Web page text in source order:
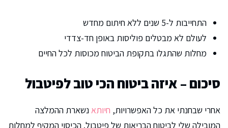
התחייבות ל-5 שנים ללא חיתום מחדש
לעולם לא מבטלים פוליסות באופן חד-צדדי
מחלות שהתגלו בתקופת הביטוח מכוסות לכל החיים
סיכום – איזה ביטוח הכי טוב לפיטבול
אחרי שבחנתי את כל האפשרויות, חיותאנשארת ההמלצה
המובילה שלי לביטוח הבריאות של פיטבול. הכיסוי המקיף למחלות